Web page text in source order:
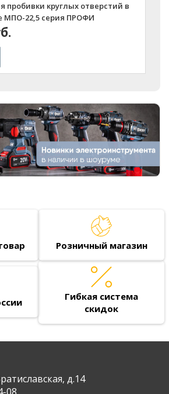
пробивки круглых отверстий в
МПО-22,5 серия ПРОФИ
Розничный магазин
Гибкая система
скидок
д.14
08